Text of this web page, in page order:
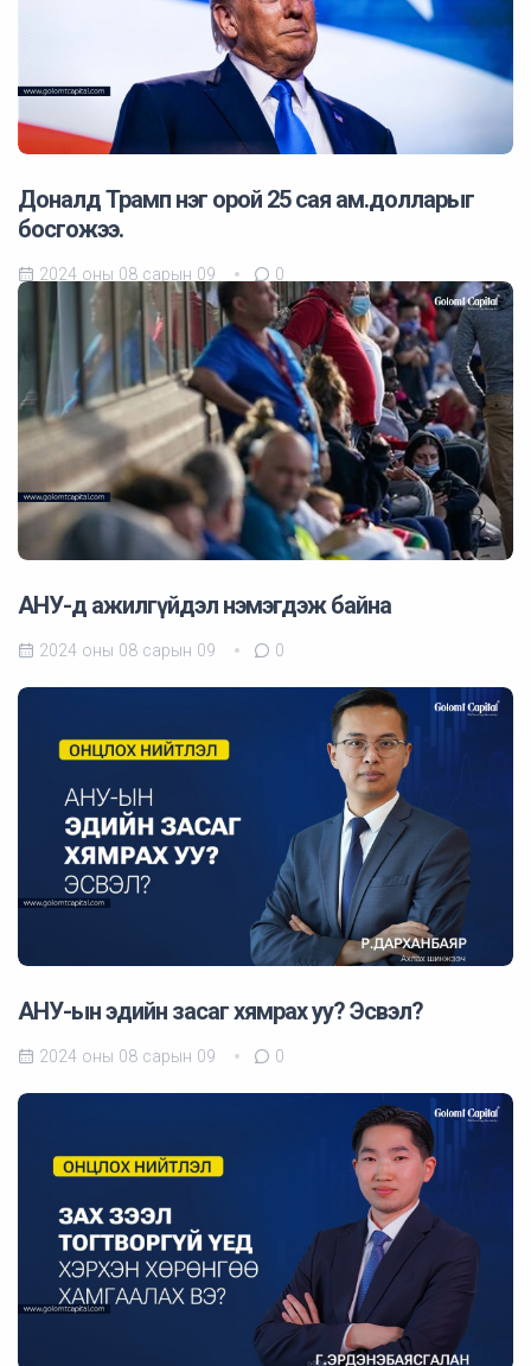
Доналд Трамп нэг орой 25 сая ам.долларыг
босгожээ.
2024 оны 08 сарын 09 0
АНУ-д ажилгүйдэл нэмэгдэж байна
2024 оны 08 сарын 09 0
АНУ-ын эдийн засаг хямрах уу? Эсвэл?
2024 оны 08 сарын 09 0